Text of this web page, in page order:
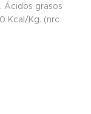
Ácidos grasos
Kcal/Kg. (nrc